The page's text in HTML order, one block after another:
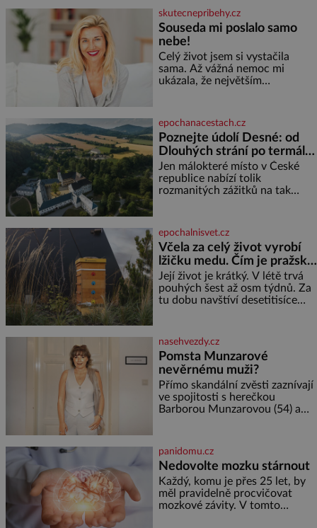
estébákům podepíše všechno,
co po něm chtějí. Svým
podpisem jim potvrdí také to, že
na něj během výslechů nikdo
nevyvíjel fyzický ani psychický
nátlak. Syn brněnského řezníka
chce být knězem a
skutecnepribehy.cz
Souseda mi poslalo samo
nebe!
Celý život jsem si vystačila
sama. Až vážná nemoc mi
ukázala, že největším
ochotný podat pomocnou ruku.
Vždycky jsem byla spíš
samotářka. Nepotřebovala jsem
kolem sebe partu kamarádek
ani partnera. Stačily mi knihy,
práce a hlavně klid. Hned po
studiích jsem odešla z rodného
epochanacestach.cz
Poznejte údolí Desné: od
Dlouhých strání po termální
prameny
Jen málokteré místo v České
republice nabízí tolik
rozmanitých zážitků na tak
jediného dne můžete
nahlédnout do útrob jedné z
nejvýznamnějších vodních
elektráren v Evropě, vydat se na
horské hřebeny, projet se na
koloběžce a den zakončit
poznáváním památek ve
epochalnisvet.cz
Včela za celý život vyrobí
lžičku medu. Čím je pražský
med ze střech tak ceněný?
Její život je krátký. V létě trvá
pouhých šest až osm týdnů. Za
tu dobu navštíví desetitisíce
medu – zhruba jednu čajovou
lžičku. Sama o sobě se může
zdát bezvýznamná. Teprve když
se spojí s dalšími desítkami tisíc
příslušnic svého včelstva,
vznikne jeden z
nejdokonalejších organismů
nasehvezdy.cz
Pomsta Munzarové
nevěrnému muži?
Přímo skandální zvěsti zaznívají
ve spojitosti s herečkou
Barborou Munzarovou (54) a
viděna s jakýmsi sympaťákem, s
nímž se velmi družně, až d
panidomu.cz
Nedovolte mozku stárnout
Každý, komu je přes 25 let, by
měl pravidelně procvičovat
mozkové závity. V tomto